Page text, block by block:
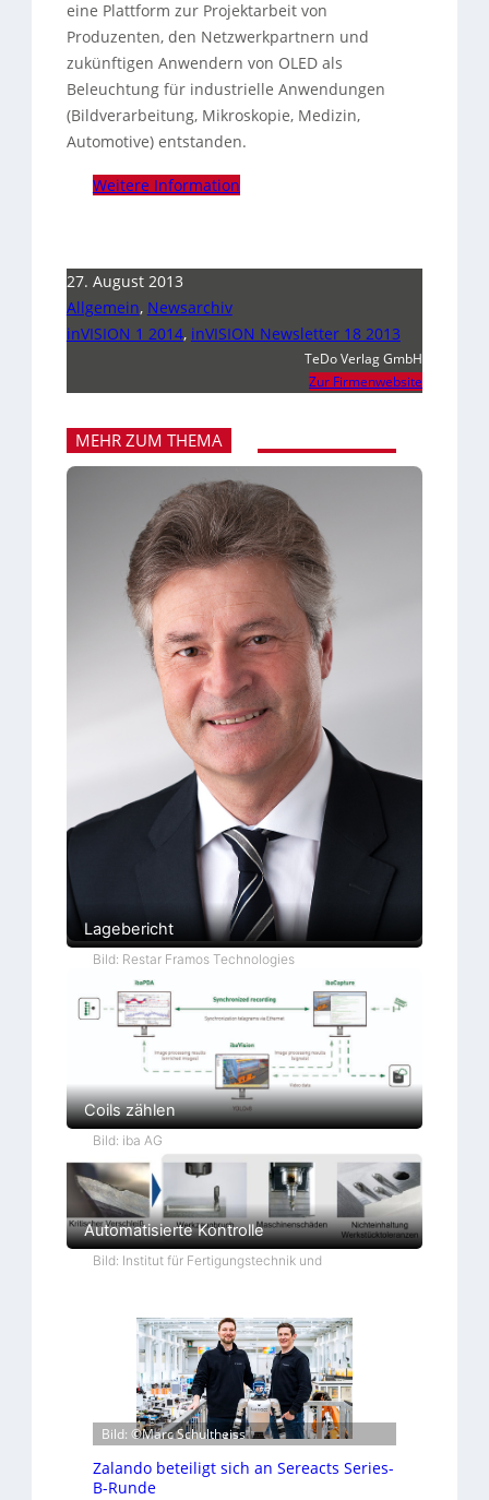
eine Plattform zur Projektarbeit von
Produzenten, den Netzwerkpartnern und
zukünftigen Anwendern von OLED als
Beleuchtung für industrielle Anwendungen
(Bildverarbeitung, Mikroskopie, Medizin,
Automotive) entstanden.
Weitere Information
27. August 2013
Allgemein, Newsarchiv
inVISION 1 2014, inVISION Newsletter 18 2013
TeDo Verlag GmbH
Zur Firmenwebsite
MEHR ZUM THEMA
Lagebericht
Bild: Restar Framos Technologies
Coils zählen
Bild: iba AG
Automatisierte Kontrolle
Bild: Institut für Fertigungstechnik und
Bild: ©Marc Schultheiss
Zalando beteiligt sich an Sereacts Series-
B-Runde